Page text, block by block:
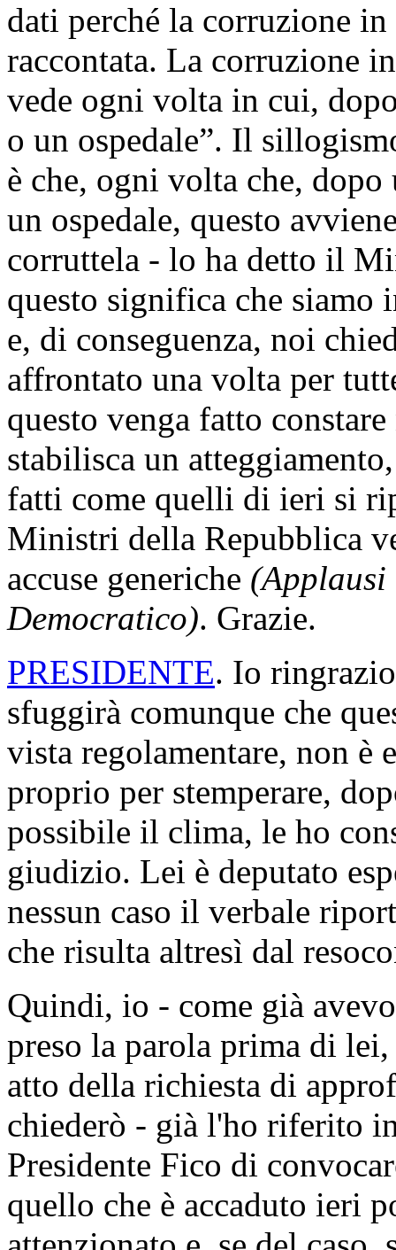
dati perché la corruzione
raccontata. La corruzione
vede ogni volta in cui,
o un ospedale”. Il
è che, ogni volta che,
un ospedale, questo
corruttela - lo ha detto il
questo significa che siamo
e, di conseguenza, noi
affrontato una volta per
questo venga fatto
stabilisca un
fatti come quelli di ieri si
Ministri della Repubblica
accuse generiche
Democratico). Grazie.
PRESIDENTE. Io
sfuggirà comunque che
vista regolamentare, non è
proprio per stemperare,
possibile il clima, le ho
giudizio. Lei è deputato
nessun caso il verbale
che risulta altresì dal
Quindi, io - come già
preso la parola prima di
atto della richiesta di
chiederò - già l'ho riferito
Presidente Fico di
quello che è accaduto ieri